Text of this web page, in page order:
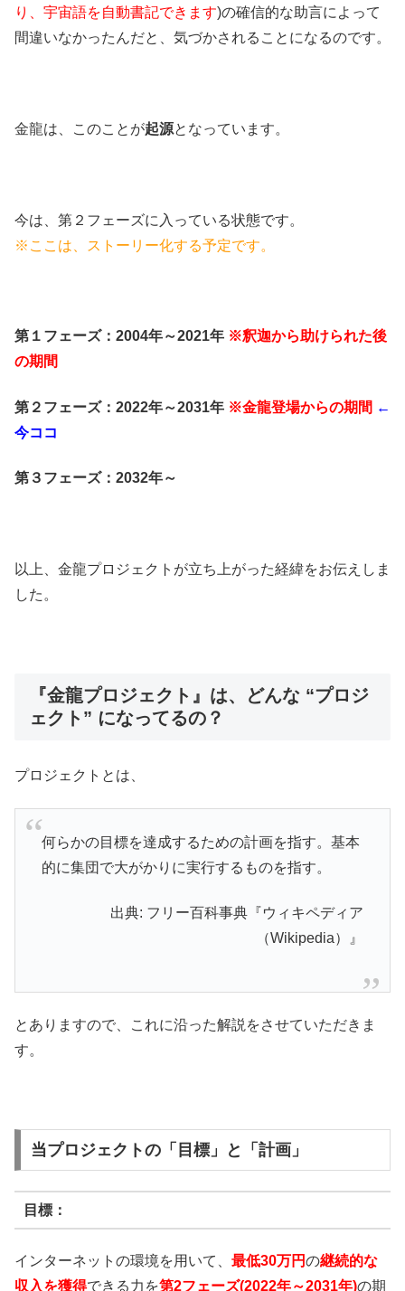
り、宇宙語を自動書記できます)の確信的な助言によって
間違いなかったんだと、気づかされることになるのです。
金龍は、このことが起源となっています。
今は、第２フェーズに入っている状態です。
※ここは、ストーリー化する予定です。
第１フェーズ：2004年～2021年 ※釈迦から助けられた後
の期間
第２フェーズ：2022年～2031年 ※金龍登場からの期間 ←
今ココ
第３フェーズ：2032年～
以上、金龍プロジェクトが立ち上がった経緯をお伝えしま
した。
『金龍プロジェクト』は、どんな “プロジ
ェクト” になってるの？
プロジェクトとは、
何らかの目標を達成するための計画を指す。基本
的に集団で大がかりに実行するものを指す。
出典: フリー百科事典『ウィキペディア
（Wikipedia）』
とありますので、これに沿った解説をさせていただきま
す。
当プロジェクトの「目標」と「計画」
目標：
インターネットの環境を用いて、 最低30万円の継続的な
収入を獲得できる力を第2フェーズ(2022年～2031年)の期